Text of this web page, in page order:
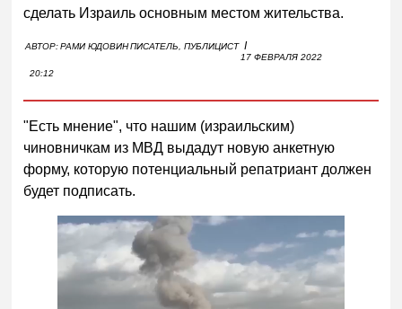
сделать Израиль основным местом жительства.
АВТОР:РАМИ ЮДОВИНПИСАТЕЛЬ, ПУБЛИЦИСТ I
17 ФЕВРАЛЯ 2022
20:12
"Есть мнение", что нашим (израильским)
чиновничкам из МВД выдадут новую анкетную
форму, которую потенциальный репатриант должен
будет подписать.